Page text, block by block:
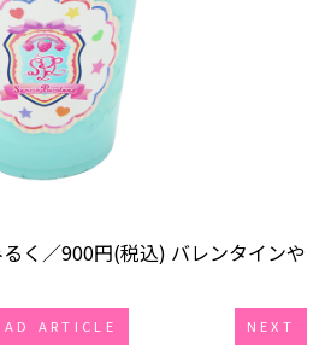
く／900円(税込) バレンタインや
ARTICLE NEXT